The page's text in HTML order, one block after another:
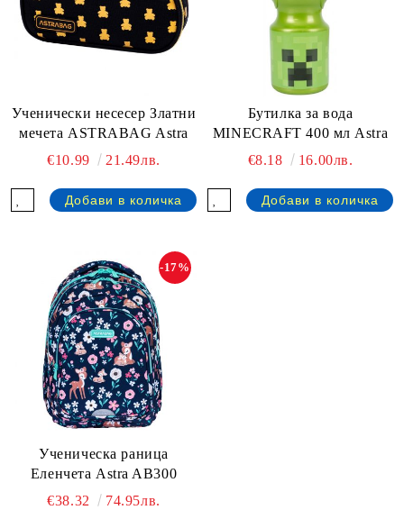
Ученически несесер Златни
мечета ASTRABAG Astra
€10.99
21.49лв.
Бутилка за вода
MINECRAFT 400 мл Astra
€8.18
16.00лв.
Ученическа раница
Еленчета Astra AB300
-17%
€38.32 74.95лв.